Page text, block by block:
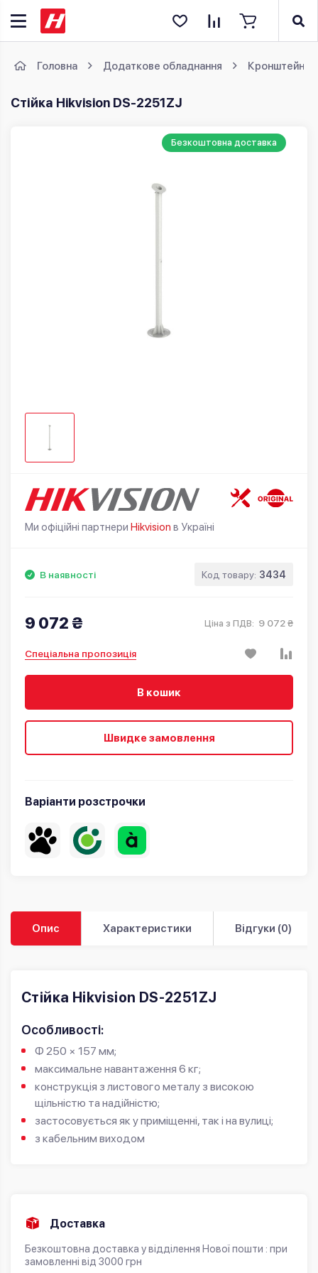
Головна Додаткове обладнання Кронштейни
Стійка Hikvision DS-2251ZJ
Безкоштовна доставка
Ми офіційні партнери Hikvision в Україні
В наявності Код товару: 3434
9 072 ₴ Ціна з ПДВ: 9 072 ₴
Спеціальна пропозиція
В кошик
Швидке замовлення
Варіанти розстрочки
Опис Характеристики Відгуки (0)
Стійка Hikvision DS-2251ZJ
Особливості:
Φ 250 × 157 мм;
максимальне навантаження 6 кг;
конструкція з листового металу з високою
щільністю та надійністю;
застосовується як у приміщенні, так і на вулиці;
з кабельним виходом
Доставка
Безкоштовна доставка у відділення Нової пошти : при
замовленні від 3000 грн